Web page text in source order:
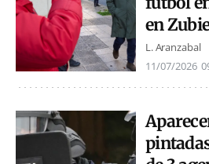
en
L. Aranzabal
11/07/2026